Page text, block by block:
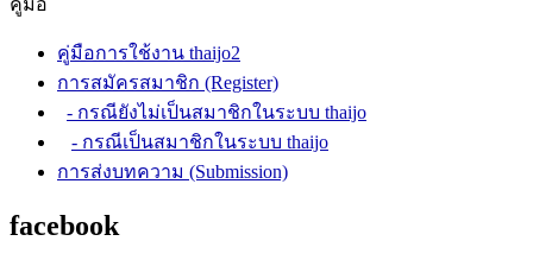
คู่มือ
คู่มือการใช้งาน thaijo2
การสมัครสมาชิก (Register)
- กรณียังไม่เป็นสมาชิกในระบบ thaijo
- กรณีเป็นสมาชิกในระบบ thaijo
การส่งบทความ (Submission)
facebook